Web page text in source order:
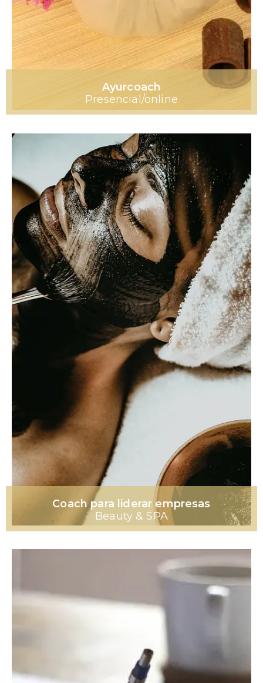
Ayurcoach
Presencial/online
Coach para liderar empresas
Beauty & SPA